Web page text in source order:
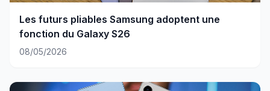
Les futurs pliables Samsung adoptent une
fonction du Galaxy S26
08/05/2026